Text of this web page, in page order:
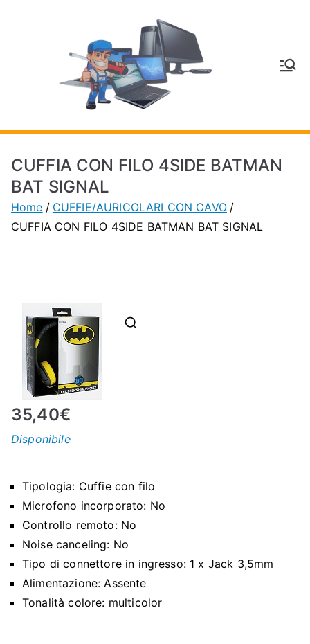
V
C
Inform
Telefo
Vignol
CUFFIA CON FILO 4SIDE BATMAN
BAT SIGNAL
Home
CUFFIE/AURICOLARI CON CAVO
CUFFIA CON FILO 4SIDE BATMAN BAT SIGNAL
35,40€
Tipologia: Cuffie con filo
Microfono incorporato: No
Controllo remoto: No
Noise canceling: No
Tipo di connettore in ingresso: 1 x Jack 3,5mm
Alimentazione: Assente
Tonalità colore: multicolor
Disponibile